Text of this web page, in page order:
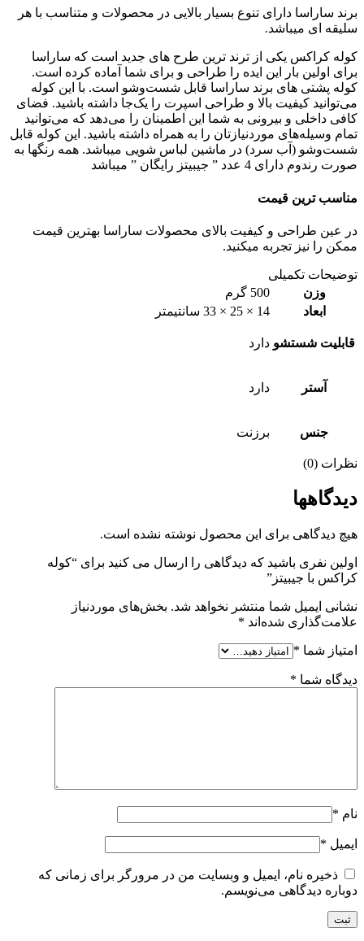
برند ساراسا دارای تنوع بسیار بالایی در محصولات و متناسب با هر
سلیقه ای میباشد.
کوله‌ کراکس یکی از ترند ترین طرح های جدید است که ساراسا
برای اولین بار این ایده را طراحی و برای شما آماده کرده است.
کوله پشتی های برند ساراسا قابل ‌شست‌وشو است. با این کوله
می‌توانید کیفیت بالا و طراحی اسپرت را یک‌جا داشته باشید. فضای
کافی داخلی و بیرونی به شما این اطمینان را می‌دهد که می‌توانید
تمام وسیله‌های موردنیازتان را به همراه داشته باشید. این کوله قابل
شست‌‎وشو (آب سرد) در ماشین لباس شویی میباشد. همه رنگها به
صورت رندوم دارای 4 عدد ” جیبیتز رایگان ” میباشد
مناسب ترین قیمت
در عین طراحی و کیفیت بالای محصولات ساراسا بهترین قیمت
ممکن را نیز تجربه میکنید.
توضیحات تکمیلی
وزن
500 گرم
ابعاد
14 × 25 × 33 سانتیمتر
قابلیت شستشو دارد
آستر دارد
جنس برزنت
نظرات (0)
دیدگاهها
هیچ دیدگاهی برای این محصول نوشته نشده است.
اولین نفری باشید که دیدگاهی را ارسال می کنید برای “کوله
کراکس با جیبیتز”
نشانی ایمیل شما منتشر نخواهد شد. بخش‌های موردنیاز
علامت‌گذاری شده‌اند *
امتیاز شما *
دیدگاه شما *
نام *
ایمیل *
ذخیره نام، ایمیل و وبسایت من در مرورگر برای زمانی که
دوباره دیدگاهی می‌نویسم.